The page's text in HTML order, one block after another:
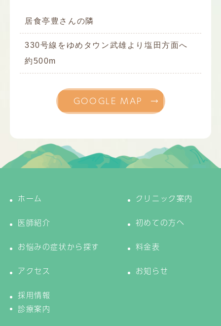
居食亭豊さんの隣
330号線をゆめタウン武雄より塩田方面へ
約500m
GOOGLE MAP
ホーム クリニック案内
医師紹介 初めての方へ
お悩みの症状から探す 料金表
アクセス お知らせ
採用情報
診療案内